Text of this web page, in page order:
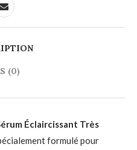
(0)
Éclaircissant Très
formulé pour